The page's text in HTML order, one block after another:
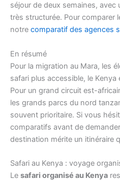
séjour de deux semaines,
très structurée. Pour comparer
notre comparatif des agences
En résumé
Pour la migration au Mara, les
safari plus accessible, le
Pour un grand circuit est-
les grands parcs du nord
souvent prioritaire. Si vous
comparatifs avant de
destination mérite un itinéraire
Safari au Kenya : voyage
Le safari organisé au Kenya